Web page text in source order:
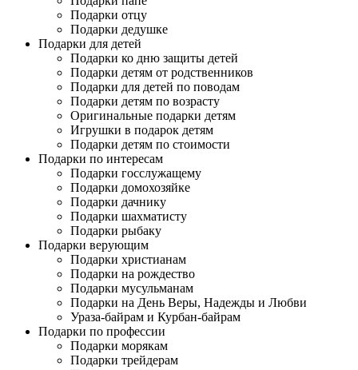
Подарки отцу
Подарки дедушке
Подарки для детей
Подарки ко дню защиты детей
Подарки детям от родственников
Подарки для детей по поводам
Подарки детям по возрасту
Оригинальные подарки детям
Игрушки в подарок детям
Подарки детям по стоимости
Подарки по интересам
Подарки госслужащему
Подарки домохозяйке
Подарки дачнику
Подарки шахматисту
Подарки рыбаку
Подарки верующим
Подарки христианам
Подарки на рождество
Подарки мусульманам
Подарки на День Веры, Надежды и Любви
Ураза-байрам и Курбан-байрам
Подарки по профессии
Подарки морякам
Подарки трейдерам